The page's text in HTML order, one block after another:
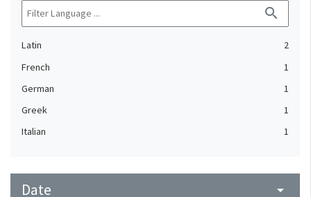
search
Latin
2
French
1
German
1
Greek
1
Italian
1
Date arrow_drop_down